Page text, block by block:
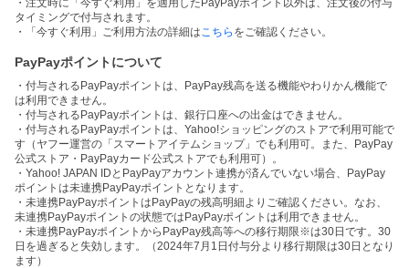
タイミングで付与されます。
・「今すぐ利用」ご利用方法の詳細は こちら をご確認ください。
PayPayポイントについて
・付与されるPayPayポイントは、PayPay残高を送る機能やわりかん機能で
は利用できません。
・付与されるPayPayポイントは、銀行口座への出金はできません。
・付与されるPayPayポイントは、Yahoo!ショッピングのストアで利用可能で
す（ヤフー運営の「スマートアイテムショップ」でも利用可。また、PayPay
公式ストア・PayPayカード公式ストアでも利用可）。
・Yahoo! JAPAN IDとPayPayアカウント連携が済んでいない場合、PayPay
ポイントは未連携PayPayポイントとなります。
・未連携PayPayポイントはPayPayの残高明細よりご確認ください。なお、
未連携PayPayポイントの状態ではPayPayポイントは利用できません。
・未連携PayPayポイントからPayPay残高等への移行期限※は30日です。30
日を過ぎると失効します。（2024年7月1日付与分より移行期限は30日となり
ます）